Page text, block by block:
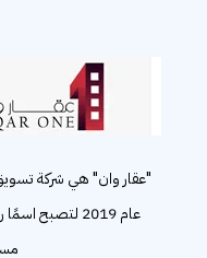
"عقار وان" هي شركة
عام 2019